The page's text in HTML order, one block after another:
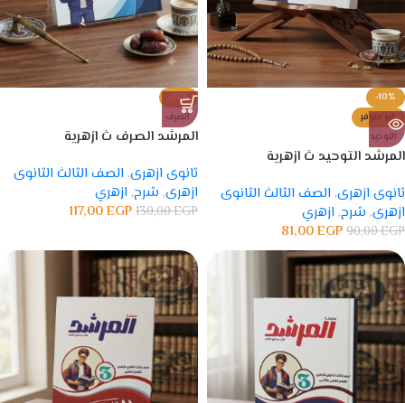
-10%
غير متوفر
التوحيد
المرشد التوحيد ث ازهرية
ثانوى ازهرى, الصف الثالث الثانوى
ازهرى, شرح, ازهري
90,00EGP
81,00EGP
-10%
الصرف
المرشد الصرف ث ازهرية
ثانوى ازهرى, الصف الثالث الثانوى
ازهرى, شرح, ازهري
130,00EGP
117,00EGP